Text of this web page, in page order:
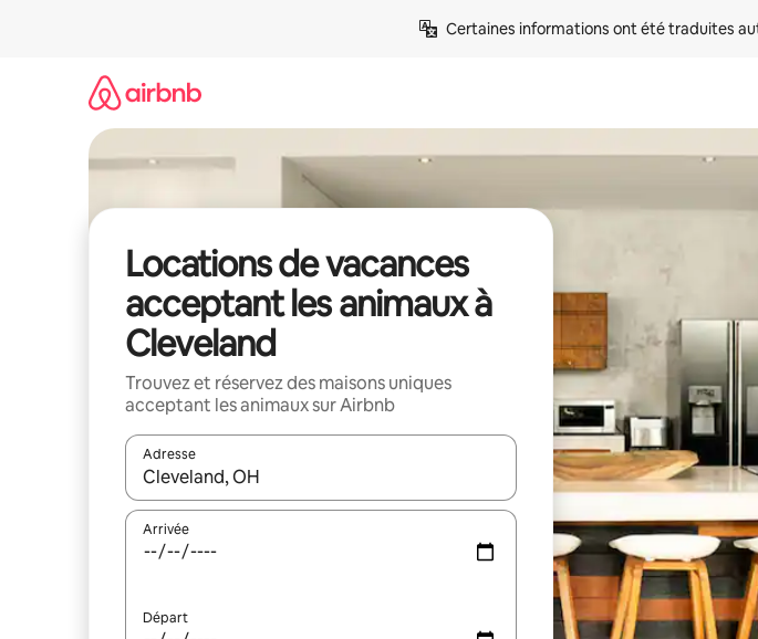
Certaines informations ont été traduites
Locations de vacances
acceptant les animaux à
Cleveland
Trouvez et réservez des maisons uniques
acceptant les animaux sur Airbnb
Adresse
Lorsque les résultats s'affichent, utilisez les flèches vers le haut et vers le bas pour les
Arrivée
Départ